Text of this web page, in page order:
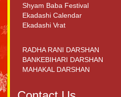
Shyam Baba Festival
Ekadashi Calendar
Ekadashi Vrat
RADHA RANI DARSHAN
BANKEBIHARI DARSHAN
MAHAKAL DARSHAN